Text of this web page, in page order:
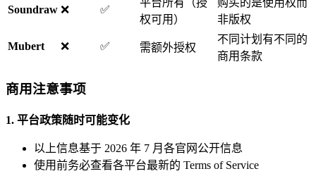
Soundraw ❌ ✅
权可用）
非版权
Mubert ❌ ✅ 需额外授权
不同计划有不同的
商用条款
商用注意事项
1. 平台政策随时可能变化
以上信息基于 2026 年 7 月各官网公开信息
使用前务必查看各平台最新的 Terms of Service